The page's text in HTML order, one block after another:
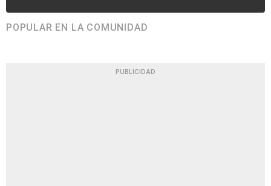
POPULAR EN LA COMUNIDAD
PUBLICIDAD